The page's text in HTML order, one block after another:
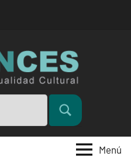
Buscar
Menú